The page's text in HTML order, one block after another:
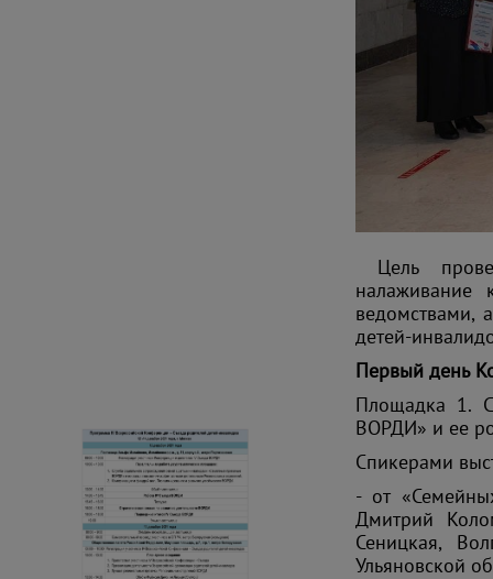
Цель
налаживание
ведомствами,
детей-
Первый день
Площадка 1.
ВОРДИ» и ее
Спикерами
- от
Дмитрий
Сеницкая,
Ульяновской